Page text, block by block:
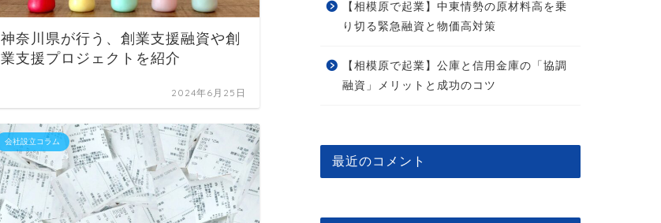
神奈川県が行う、創業支援融資や創
業支援プロジェクトを紹介
2024年6月25日
会社設立コラム
【相模原で起業】中東情勢の原材料高を乗
り切る緊急融資と物価高対策
【相模原で起業】公庫と信用金庫の「協調
融資」メリットと成功のコツ
最近のコメント